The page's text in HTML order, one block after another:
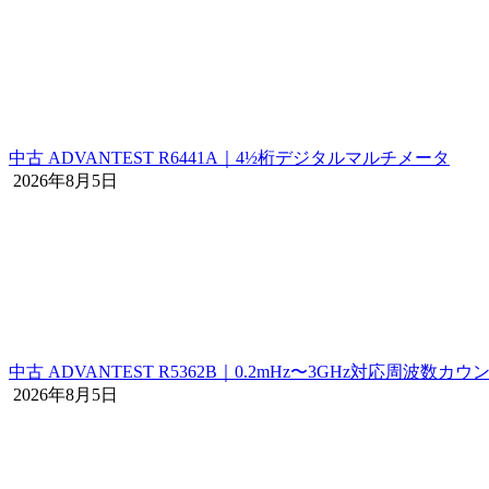
中古 ADVANTEST R6441A｜4½桁デジタルマルチメータ
2026年8月5日
中古 ADVANTEST R5362B｜0.2mHz〜3GHz対応周波数カウ
2026年8月5日